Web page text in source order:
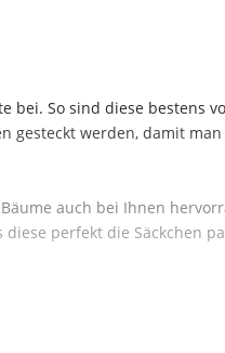
bei. So sind diese bestens
gesteckt werden, damit
auch bei Ihnen
perfekt die Säckchen